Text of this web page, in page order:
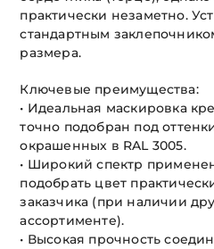
практически незаметно.
стандартным
размера.
Ключевые преимущества:
• Идеальная маскировка
точно подобран под
окрашенных в RAL 3005.
• Широкий спектр
подобрать цвет
заказчика (при наличии
ассортименте).
• Высокая прочность